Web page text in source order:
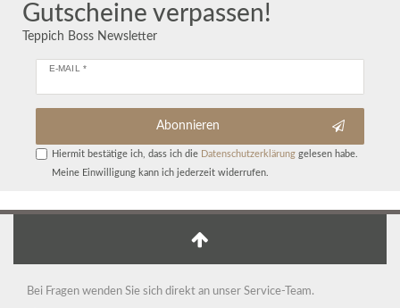
Gutscheine verpassen!
Teppich Boss Newsletter
E-MAIL *
Abonnieren
Hiermit bestätige ich, dass ich die Daten­schutz­erklärunggelesen habe.
Meine Einwilligung kann ich jederzeit widerrufen.
Bei Fragen wenden Sie sich direkt an unser Service-Team.